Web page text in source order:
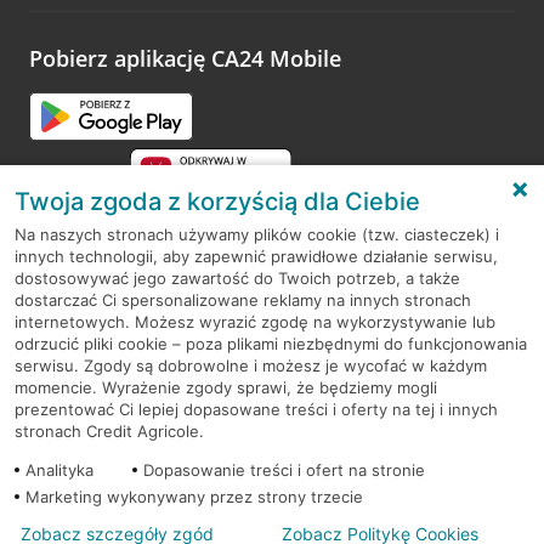
opinie.
Pobierz aplikację CA24 Mobile
RODO
Regulamin serwisu
Mapa serwisu
PolitykaCookies
© 2026 Credit Agricole Bank Polska S.A. Wszelkie prawa zastrzeżone
Twoja zgoda z korzyścią dla Ciebie
Na naszych stronach używamy plików cookie (tzw. ciasteczek) i
innych technologii, aby zapewnić prawidłowe działanie serwisu,
dostosowywać jego zawartość do Twoich potrzeb, a także
dostarczać Ci spersonalizowane reklamy na innych stronach
internetowych. Możesz wyrazić zgodę na wykorzystywanie lub
odrzucić pliki cookie – poza plikami niezbędnymi do funkcjonowania
serwisu. Zgody są dobrowolne i możesz je wycofać w każdym
momencie. Wyrażenie zgody sprawi, że będziemy mogli
prezentować Ci lepiej dopasowane treści i oferty na tej i innych
stronach Credit Agricole.
Analityka
Dopasowanie treści i ofert na stronie
Marketing wykonywany przez strony trzecie
Zobacz szczegóły zgód Zobacz Politykę Cookies